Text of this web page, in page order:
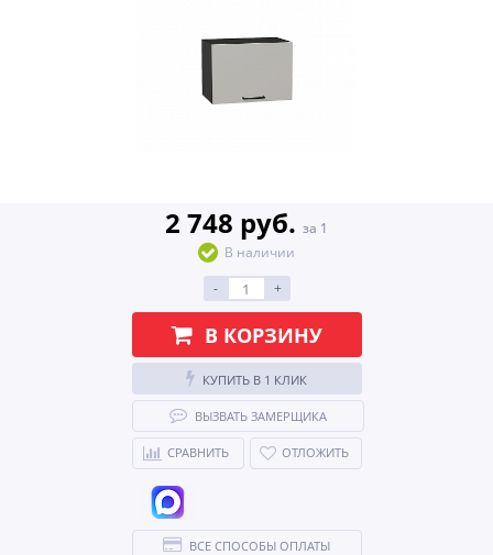
2 748 руб. за 1
В наличии
-
+
В КОРЗИНУ
КУПИТЬ В 1 КЛИК
ВЫЗВАТЬ ЗАМЕРЩИКА
СРАВНИТЬ ОТЛОЖИТЬ
ВСЕ СПОСОБЫ ОПЛАТЫ